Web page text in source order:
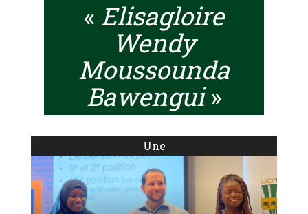
« Elisagloire
Wendy
Moussounda
Bawengui»
Une